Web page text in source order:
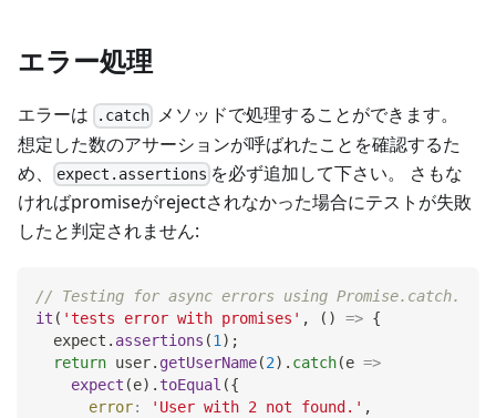
エラー処理
エラーは .catch メソッドで処理することができます。
想定した数のアサーションが呼ばれたことを確認するた
め、
expect.assertions を必ず追加して下さい。 さもな
ければpromiseがrejectされなかった場合にテストが失敗
したと判定されません:
// Testing for async errors using Promise.catch.
it ( 'tests error with promises' , ( ) => {
  expect
. assertions (1 ) ;
return user. getUserName(2) . catch(e =>
expect (e) . toEqual ({
error: 'User with 2 not found.' ,